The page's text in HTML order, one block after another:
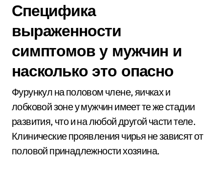
Специфика
выраженности
симптомов у мужчин и
насколько это опасно
Фурункул на половом члене, яичках и
лобковой зоне у мужчин имеет те же стадии
развития, что и на любой другой части теле.
Клинические проявления чирья не зависят от
половой принадлежности хозяина.